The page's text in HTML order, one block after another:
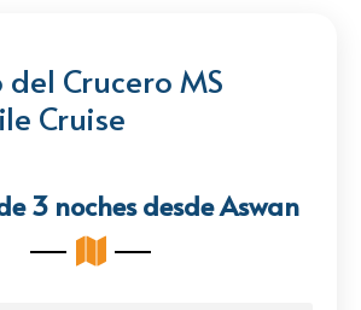
Crucero MS
Cruise
3 noches desde Aswan